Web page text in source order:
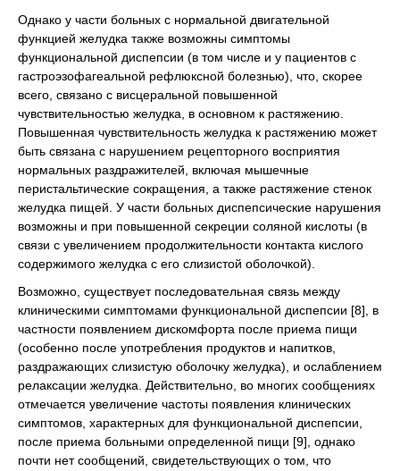
Однако у части больных с нормальной двигательной
функцией желудка также возможны симптомы
функциональной диспепсии (в том числе и у пациентов с
гастроэзофагеальной рефлюксной болезнью), что, скорее
всего, связано с висцеральной повышенной
чувствительностью желудка, в основном к растяжению.
Повышенная чувствительность желудка к растяжению может
быть связана с нарушением рецепторного восприятия
нормальных раздражителей, включая мышечные
перистальтические сокращения, а также растяжение стенок
желудка пищей. У части больных диспепсические нарушения
возможны и при повышенной секреции соляной кислоты (в
связи с увеличением продолжительности контакта кислого
содержимого желудка с его слизистой оболочкой).
Возможно, существует последовательная связь между
клиническими симптомами функциональной диспепсии [8], в
частности появлением дискомфорта после приема пищи
(особенно после употребления продуктов и напитков,
раздражающих слизистую оболочку желудка), и ослаблением
релаксации желудка. Действительно, во многих сообщениях
отмечается увеличение частоты появления клинических
симптомов, характерных для функциональной диспепсии,
после приема больными определенной пищи [9], однако
почти нет сообщений, свидетельствующих о том, что